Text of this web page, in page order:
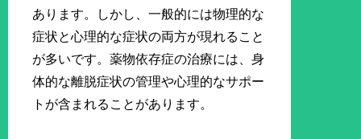
あります。しかし、一般的には物理的な
症状と心理的な症状の両方が現れること
が多いです。薬物依存症の治療には、身
体的な離脱症状の管理や心理的なサポー
トが含まれることがあります。